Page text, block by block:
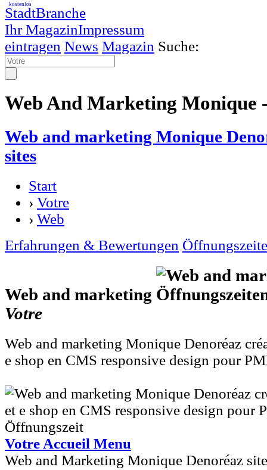
StadtBranche
Ihr MagazinImpressum
kostenlos
eintragen News Magazin Suche:
Web And Marketing Monique
Web and marketing Monique
sites
Start
› Votre
› Web
Erfahrungen & Bewertungen
Web and marketing
Votre
Web and marketing Monique Denoréaz
e shop en CMS responsive design pour
Votre Accueil Menu
Web and Marketing Monique Denoréaz